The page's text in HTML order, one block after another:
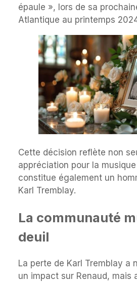
épaule », lors de sa
Atlantique au printemps
Cette décision reflète non
appréciation pour la
constitue également un
Karl Tremblay.
La communauté
deuil
La perte de Karl Tremblay a
un impact sur Renaud, mais